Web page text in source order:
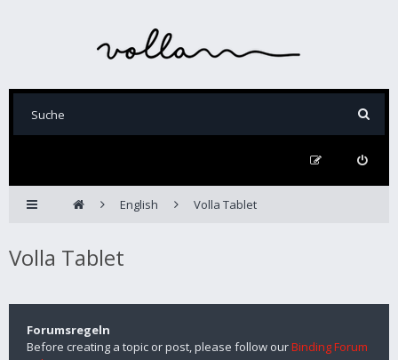
English Volla Tablet
Volla Tablet
Forumsregeln
Before creating a topic or post, please follow ourBinding Forum